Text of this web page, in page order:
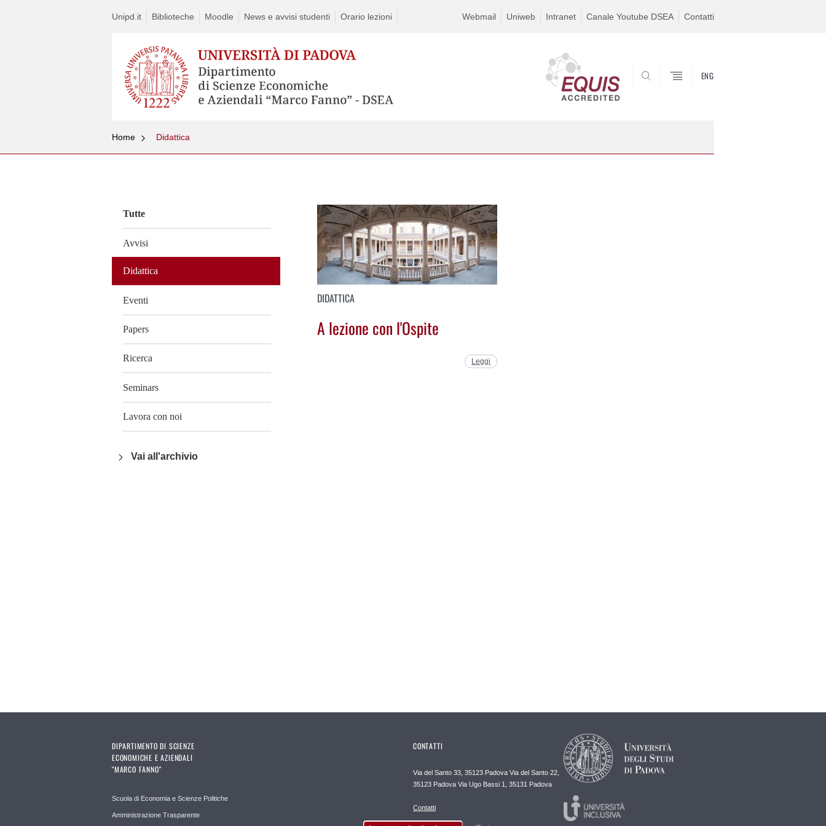
Unipd.it Biblioteche Moodle News e avvisi studenti Orario lezioni Webmail Uniweb Intranet Canale Youtube DSEA Contatti
ENG
Home Didattica
Tutte
Avvisi
Didattica
Eventi
Papers
Ricerca
Seminars
Lavora con noi
Vai all'archivio
DIDATTICA
A lezione con l'Ospite
Leggi
DIPARTIMENTO DI SCIENZE
ECONOMICHE E AZIENDALI
"MARCO FANNO"
Scuola di Economia e Scienze Politiche
Amministrazione Trasparente
CONTATTI
Via del Santo 33, 35123 Padova Via del Santo 22,
35123 Padova Via Ugo Bassi 1, 35131 Padova
Contatti